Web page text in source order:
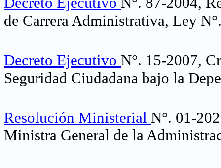
de Carrera Administrativa, Ley
Decreto Ejecutivo N°. 15-2007,
Seguridad Ciudadana bajo la
Resolución Ministerial N°. 01-
Ministra General de la